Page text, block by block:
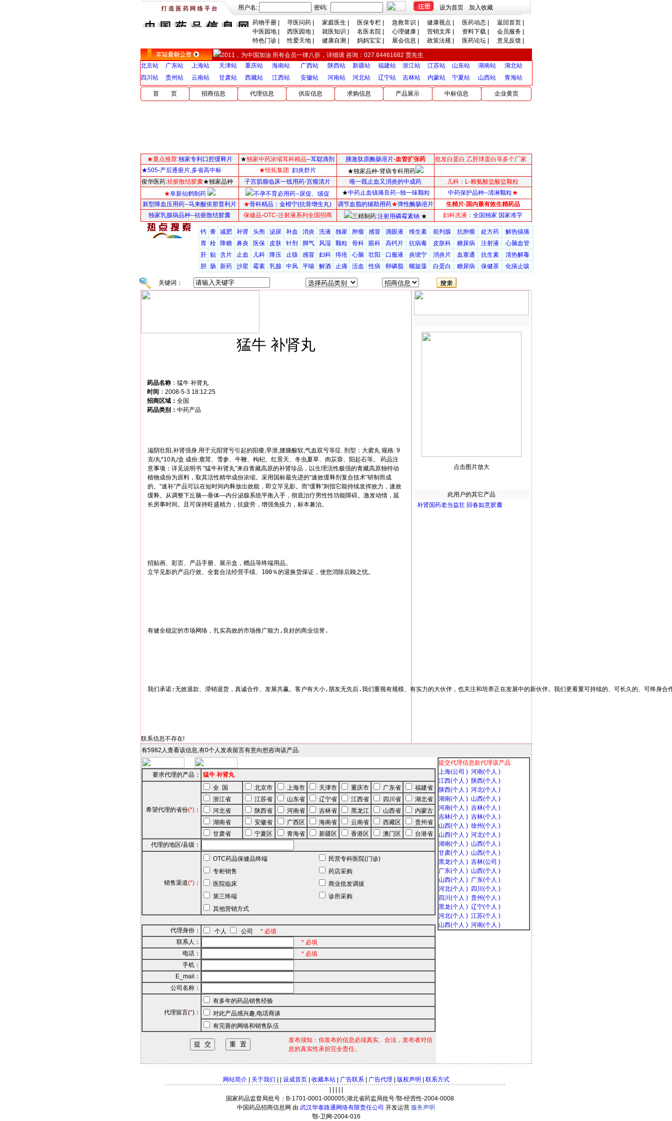
用户名: 密码: 设为首页 加入收藏
药物手册 寻医问药 家庭医生 医保专栏 急救常识 健康视点 医药动态 返回首页
中医园地
西医园地 就医知识 名医名院 心理健康| 营销文库| 资料下载| 会员服务|
特色门诊| 性爱天地| 健康自测 妈妈宝宝 展会信息 政策法规| 医药论坛 意见反馈|
2011，为中国加油 所有会员一律八折，详细请 咨询：027.84461682 贾先生
北京站
广东站 上海站 天津站 重庆站 海南站 广西站 陕西站 新疆站 福建站 浙江站 江苏站 山东站 湖南站
湖北站
四川站
贵州站 云南站 甘肃站 西藏站 江西站 安徽站 河南站 河北站 辽宁站 吉林站 内蒙站 宁夏站 山西站 青海站
首 页 招商信息 代理信息 供应信息 求购信息 产品展示 中标信息 企业黄页
★重点推荐:独家专利口腔缓释片 ★独家中药浓缩耳科精品--耳聪滴剂 胰激肽原酶肠溶片-血管扩张药
批发白蛋白 乙肝球蛋白等多个厂家
★505-产后逐瘀片,多省高中标
★恒拓集团: 妇炎舒片
★独家品种-肾病专科用药
俊华医药:祛瘀散结胶囊★独家品种 子宫肌瘤临床一线用药-宫瘤清片 唯一既止血又消炎的中成药
儿科：L-赖氨酸盐酸盐颗粒
★阜新仙鹤制药 不孕不育必用药--尿促、绒促 ★中药止血镇痛良药--独一味颗粒 中药保护品种--清淋颗粒★
新型降血压用药--马来酸依那普利片
★骨科精品： 金榾宁(抗骨增生丸) 调节血脂的辅助用药★弹性酶肠溶片
生精片-国内最有效生精药品
独家乳腺病品种--祛瘀散结胶囊
保健品-OTC-注射液系列全国招商 三精制药:注射用磷霉素钠 ★ 妇科洗液 ： 全国独家 国家准字
钙 膏 减肥 补肾 头孢 泌尿 补血 消炎 洗液 独家 肿瘤 感冒 滴眼液 维生素 前列腺 抗肿瘤 处方药
解热镇痛
胃 栓 降糖 鼻炎 医保 皮肤 针剂 脚气 风湿 颗粒 骨科 眼科 高钙片 抗病毒 皮肤科 糖尿病 注射液
心脑血管
肝 贴 含片 止血 儿科 降压 止咳 感冒 妇科 痔疮 心脑 壮阳 口服液 炎琥宁 消炎片 血塞通 抗生素
清热解毒
胆 肠 新药 沙星 霉素 乳腺 中风 平喘 解酒 止痛 活血 性病 卵磷脂 螺旋藻 白蛋白 糖尿病 保健茶 化痰止咳
关键词：
猛牛 补肾丸
药品名称： 猛牛 补肾丸
时间 ： 2008-5-3 18:12:25
招商区域： 全国
药品类别： 中药产品
滋阴壮阳,补肾强身.用于元阳肾亏引起的阳痿,早泄,腰膝酸软,气血双亏等症. 剂型：大蜜丸 规格: 9
克/丸*10丸/盒 成份:鹿茸、雪参、牛鞭、枸杞、红景天、冬虫夏草、肉苁蓉、阳起石等。 药品注
意事项：详见说明书 “猛牛补肾丸”来自青藏高原的补肾珍品，以生理活性极强的青藏高原独特动
植物成份为原料，取其活性精华成份浓缩。采用国标最先进的“速效缓释剂复合技术”研制而成
的。“速补”产品可以在短时间内释放出效能，即立竿见影。而“缓释”则指它能持续发挥效力，速效
缓释。从调整下丘脑—垂体—内分泌腺系统平衡入手，彻底治疗男性性功能障碍。激发动情，延
长房事时间。且可保持旺盛精力，抗疲劳，增强免疫力，标本兼治。
招贴画、彩页、产品手册、展示盒，赠品等终端用品。
联系信息不存在!
点击图片放大
此用户的其它产品
补肾国药老当益壮 回春如意胶囊
有5982人查看该信息,有0个人发表留言有意向想咨询该产品.
要求代理的产品： 猛牛 补肾丸
希望代理的省份(*)：
全 国 北京市 上海市 天津市 重庆市 广东省
福建省
浙江省
江苏省 山东省 辽宁省 江西省 四川省
湖北省
河北省
陕西省 河南省 吉林省 黑龙江 山西省
内蒙古
湖南省
安徽省 广西区 海南省 云南省 西藏区
贵州省
甘肃省
宁夏区 青海省 新疆区 香港区 澳门区
台港省
代理的地区/县级：
销售渠道(*)：
OTC药品保健品终端
民营专科医院(门诊)
专柜销售
药店采购
医院临床
商业批发调拔
第三终端
诊所采购
其他营销方式
代理身份： 个人 公司 * 必填
联系人：
* 必填
电话：
* 必填
手机：
E_mail：
公司名称：
代理留言(*)：
有多年的药品销售经验
对此产品感兴趣,电话商谈
有完善的网络和销售队伍
发布须知：你发布的信息必须真实、合法，发布者对信
息的真实性承担完全责任。
提交代理信息欲代理该产品:
上海(公司 ) 河南(个人 )
江西(个人 ) 陕西(个人 )
陕西(个人 ) 河北(个人 )
湖南(个人 ) 山西(个人 )
河南(个人 ) 吉林(个人 )
吉林(个人 ) 吉林(个人 )
山西(个人 ) 徐州(个人 )
山西(个人 ) 河北(个人 )
湖南(个人 ) 山西(个人 )
甘肃(个人 ) 山西(个人 )
黑龙(个人 ) 吉林(公司 )
广东(个人 ) 山西(个人 )
山西(个人 ) 广东(个人 )
河北(个人 )
四川(个人 )
四川(个人 ) 贵州(个人 )
黑龙(个人 ) 辽宁(个人 )
河北(个人 ) 江苏(个人 )
山西(个人 ) 河南(个人 )
网站简介| 关于我们 设成首页| 收藏本站| 广告联系| 广告代理 版权声明
联系方式
国家药品监督局批号：B-1701-0001-000005;湖北省药监局批号:鄂-经营性-2004-0008
中国药品招商信息网 由 武汉华泰路通网络有限责任公司 开发运营 服务声明
鄂-卫网-2004-016